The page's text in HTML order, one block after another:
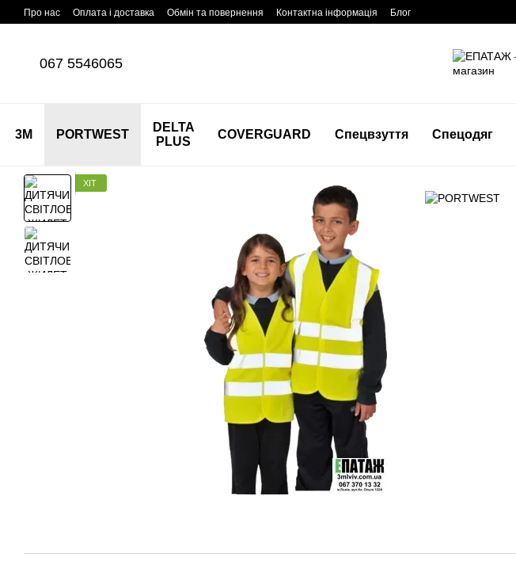
Перейти до основного контенту
Про нас Оплата і доставка Обмін та повернення Контактна інформація Блог
067 5546065
3M PORTWEST
DELTA
PLUS
COVERGUARD Спецвзуття Спецодяг
ХІТ